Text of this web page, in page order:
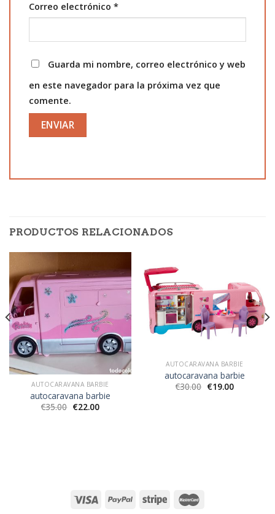
Correo electrónico *
Guarda mi nombre, correo electrónico y web
en este navegador para la próxima vez que
comente.
PRODUCTOS RELACIONADOS
AUTOCARAVANA BARBIE
autocaravana barbie
€35.00 €22.00
AUTOCARAVANA BARBIE
autocaravana barbie
€30.00 €19.00